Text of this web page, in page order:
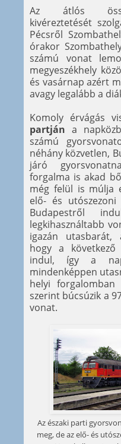
Az átlós
kivéreztetését
Pécsről
órakor
számú vonat
megyeszékhely
és vasárnap azért
avagy legalább a
Komoly érvágás
partján a
számú
néhány közvetlen,
járó
forgalma is akad
még felül is múlja
elő- és
Budapestről
legkihasználtabb
igazán utasbarát,
hogy a
indul, így a
mindenképpen
helyi
szerint búcsúzik a
vonat.
Az északi parti
meg, de az elő- és